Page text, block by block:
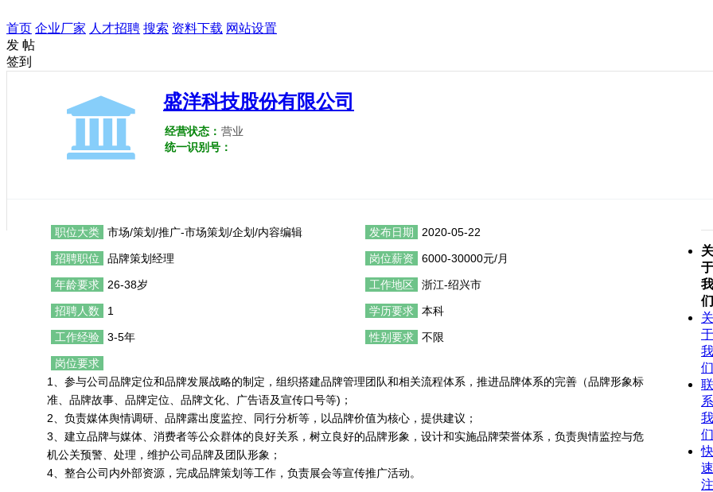
首页 企业厂家 人才招聘 搜索 资料下载 网站设置
发 帖
签到
盛洋科技股份有限公司
经营状态： 营业
统一识别号：
职位大类 市场/策划/推广-市场策划/企划/内容编辑 发布日期 2020-05-22
招聘职位 品牌策划经理 岗位薪资 6000-30000元/月
年龄要求 26-38岁 工作地区 浙江-绍兴市
招聘人数 1 学历要求 本科
工作经验 3-5年 性别要求 不限
岗位要求
1、参与公司品牌定位和品牌发展战略的制定，组织搭建品牌管理团队和相关流程体系，推进品牌体系的完善（品牌形象标
准、品牌故事、品牌定位、品牌文化、广告语及宣传口号等)；
2、负责媒体舆情调研、品牌露出度监控、同行分析等，以品牌价值为核心，提供建议；
3、建立品牌与媒体、消费者等公众群体的良好关系，树立良好的品牌形象，设计和实施品牌荣誉体系，负责舆情监控与危
机公关预警、处理，维护公司品牌及团队形象；
4、整合公司内外部资源，完成品牌策划等工作，负责展会等宣传推广活动。
关
于
我
们
关
于
我
们
联
系
我
们
快
速
注